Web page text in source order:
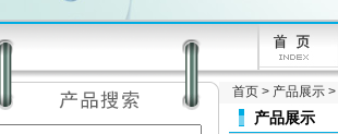
首页 > 产品展示 >
产品展示